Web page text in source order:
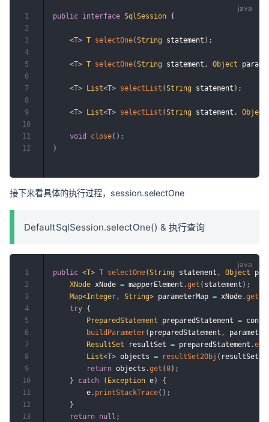
public interface SqlSession {
<T> T selectOne(String statement ) ;
<T> T selectOne(String statement , Object
<T> List<T> selectList (String statement ) ;
<T> List<T> selectList (String statement , Object
void close( ) ;
}
1
2
3
4
5
6
7
8
9
10
11
12
接下来看具体的执行过程，session.selectOne
DefaultSqlSession.selectOne() & 执行查询
public <T> T selectOne(String statement , Object
XNode xNode = mapperElement .get ( statement ) ;
Map<Integer, String> parameterMap = xNode .
try {
PreparedStatement preparedStatement =
buildParameter( preparedStatement , parameter
ResultSet resultSet = preparedStatement .
List<T> objects = resultSet2Obj ( resultSet
return objects .get (0) ;
}
catch ( Exception e)
{
        e
. printStackTrace( ) ;
}
return null ;
1
2
3
4
5
6
7
8
9
10
11
12
13